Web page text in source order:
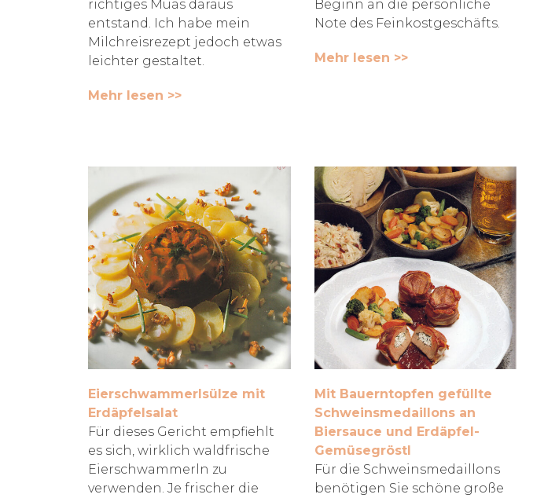
richtiges Muas daraus
entstand. Ich habe mein
Milchreisrezept jedoch etwas
leichter gestaltet.
Mehr lesen >>
Beginn an die persönliche
Note des Feinkostgeschäfts.
Mehr lesen >>
Eierschwammerlsülze mit
Erdäpfelsalat
Für dieses Gericht empfiehlt
es sich, wirklich waldfrische
Eierschwammerln zu
verwenden. Je frischer die
Mit Bauerntopfen gefüllte
Schweinsmedaillons an
Biersauce und Erdäpfel-
Gemüsegröstl
Für die Schweinsmedaillons
benötigen Sie schöne große